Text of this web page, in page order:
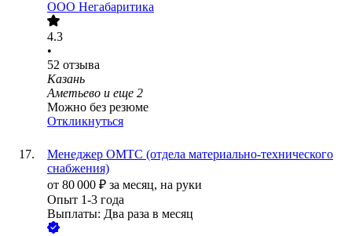
ООО Негабаритика
4.3
•
52 отзыва
Казань
Аметьево и еще 2
Можно без резюме
Откликнуться
Менеджер ОМТС (отдела материально-технического
снабжения)
от 80 000 ₽ за месяц, на руки
Опыт 1-3 года
Выплаты: Два раза в месяц